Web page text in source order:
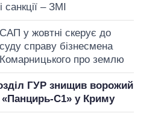
санкції – ЗМІ
САП у жовтні скерує до
суду справу бізнесмена
Комарницького про землю
ГУР знищив ворожий
С1» у Криму